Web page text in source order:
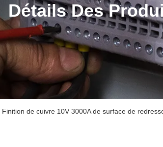
Détails Des
Finition de cuivre 10V 3000A de surface de